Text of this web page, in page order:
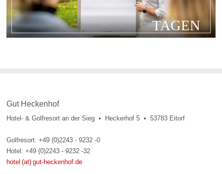
TAGEN
Gut Heckenhof
Hotel- & Golfresort an der Sieg • Heckerhof 5 • 53783 Eitorf
Golfresort: +49 (0)2243 - 9232 -0
Hotel: +49 (0)2243 - 9232 -32
hotel (at) gut-heckenhof.de